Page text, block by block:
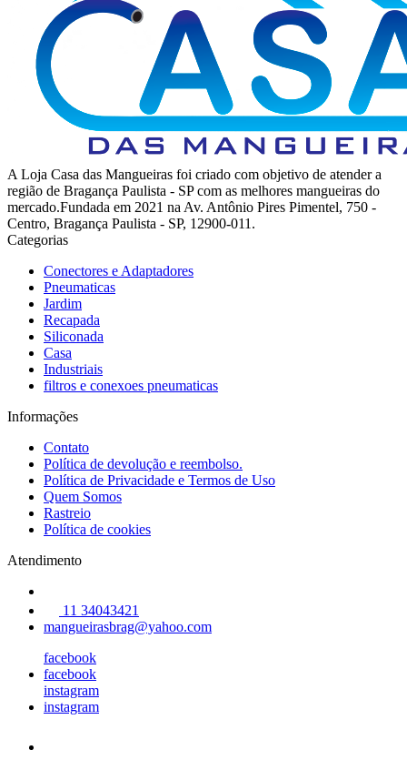
A Loja Casa das Mangueiras foi criado com objetivo de atender a
região de Bragança Paulista - SP com as melhores mangueiras do
mercado.Fundada em 2021 na Av. Antônio Pires Pimentel, 750 -
Centro, Bragança Paulista - SP, 12900-011.
Categorias
Conectores e Adaptadores
Pneumaticas
Jardim
Recapada
Siliconada
Casa
Industriais
filtros e conexoes pneumaticas
Informações
Contato
Política de devolução e reembolso.
Política de Privacidade e Termos de Uso
Quem Somos
Rastreio
Política de cookies
Atendimento
11 34043421
mangueirasbrag@yahoo.com
facebook
facebook
instagram
instagram